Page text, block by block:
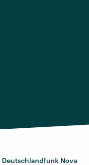
Deutschlandfunk Nova